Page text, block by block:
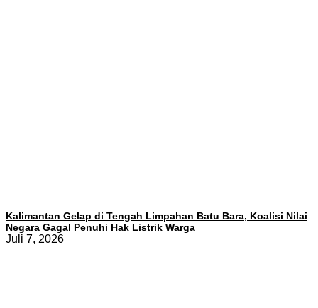
Kalimantan Gelap di Tengah Limpahan Batu Bara, Koalisi Nilai
Negara Gagal Penuhi Hak Listrik Warga
Juli 7, 2026